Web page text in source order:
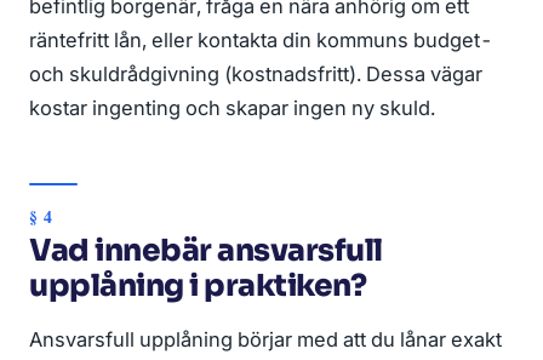
befintlig borgenär, fråga en nära anhörig om ett
räntefritt lån, eller kontakta din kommuns budget-
och skuldrådgivning (kostnadsfritt). Dessa vägar
kostar ingenting och skapar ingen ny skuld.
Vad innebär ansvarsfull
upplåning i praktiken?
Ansvarsfull upplåning börjar med att du lånar exakt